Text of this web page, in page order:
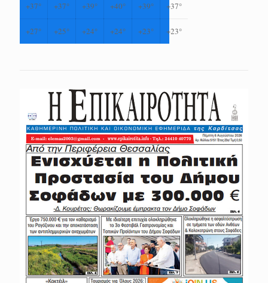
+37° +37° +39° +40° +39° +37°
+27° +25° +24° +24° +23° +23°